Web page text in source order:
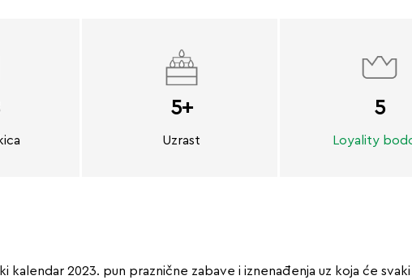
5+
Uzrast
5
Loyality
kalendar 2023. pun praznične zabave i iznenađenja uz koja će